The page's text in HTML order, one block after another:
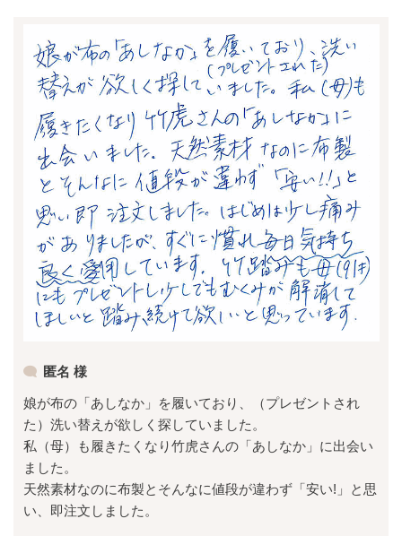
匿名 様
娘が布の「あしなか」を履いており、（プレゼントされ
た）洗い替えが欲しく探していました。
私（母）も履きたくなり竹虎さんの「あしなか」に出会い
ました。
天然素材なのに布製とそんなに値段が違わず「安い!」と思
い、即注文しました。